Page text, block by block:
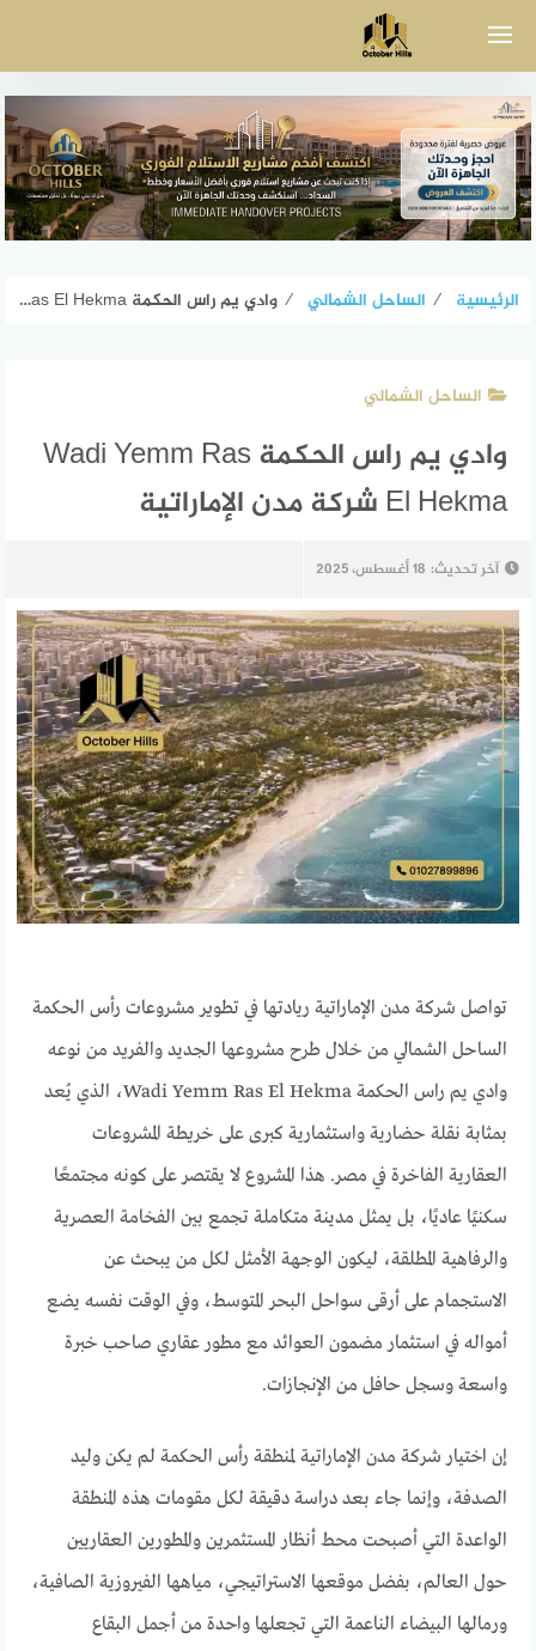
الرئيسية ⁄ الساحل الشمالي ⁄ وادي يم راس الحكمة Wadi Yemm Ras El Hekma شركة مدن الإماراتية
الساحل الشمالي
وادي يم راس الحكمة Wadi Yemm Ras
El Hekma شركة مدن الإماراتية
آخر تحديث: 18 أغسطس، 2025
تواصل شركة مدن الإماراتية ريادتها في تطوير مشروعات رأس الحكمة
الساحل الشمالي من خلال طرح مشروعها الجديد والفريد من نوعه
وادي يم راس الحكمة Wadi Yemm Ras El Hekma، الذي يُعد
بمثابة نقلة حضارية واستثمارية كبرى على خريطة المشروعات
العقارية الفاخرة في مصر. هذا المشروع لا يقتصر على كونه مجتمعًا
سكنيًا عاديًا، بل يمثل مدينة متكاملة تجمع بين الفخامة العصرية
والرفاهية المطلقة، ليكون الوجهة الأمثل لكل من يبحث عن
الاستجمام على أرقى سواحل البحر المتوسط، وفي الوقت نفسه يضع
أمواله في استثمار مضمون العوائد مع مطور عقاري صاحب خبرة
واسعة وسجل حافل من الإنجازات.
إن اختيار شركة مدن الإماراتية لمنطقة رأس الحكمة لم يكن وليد
الصدفة، وإنما جاء بعد دراسة دقيقة لكل مقومات هذه المنطقة
الواعدة التي أصبحت محط أنظار المستثمرين والمطورين العقاريين
حول العالم، بفضل موقعها الاستراتيجي، مياهها الفيروزية الصافية،
ورمالها البيضاء الناعمة التي تجعلها واحدة من أجمل البقاع